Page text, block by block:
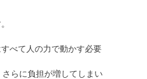
べて人の力で動かす必要
らに負担が増してしまい